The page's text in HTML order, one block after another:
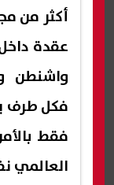
أكثر من
عقدة
واشنطن
فكل طرف
فقط
العالمي